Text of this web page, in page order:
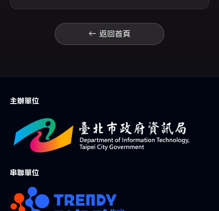
← 返回首頁
主辦單位
串聯單位